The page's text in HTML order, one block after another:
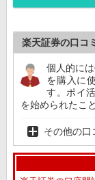
楽天証券の口コ
個人的に
を購入に
す。ポイ
を始められたこ
その他の口